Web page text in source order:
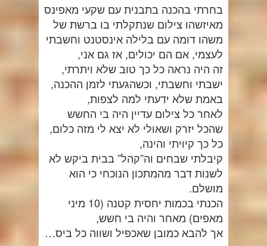
בחרתי בהכנה בתבנית עם שקעי מאפינס
מאיזשהו צילום שנתקלתי בו ברשת של
משהו דומה עם בלילה אינסטנט וחשבתי
לעצמי, אם הם יכולים, אז גם אני,
זה היה נראה כל כך טוב שלא ויתרתי,
ישבתי וחשבתי, וכשהגעתי לזמן ההכנה,
באמת שלא ידעתי למה לצפות,
לאחר כל צילום עדיין היה בי החשש
שהכל יזרק ושאולי לא יצא לי מזה כלום,
כל כך קיויתי והינה,
קיבלתי שבחים וה”קהל” בבית ביקש לא
לשנות דבר מהמתכון הנוכחי כי הוא
מושלם.
הכנתי בכמות יחסית קטנה (10 מיני
מאפים) מאחר והיה בי חשש,
אך להבא כמובן שאכפיל ושווה כל ביס…